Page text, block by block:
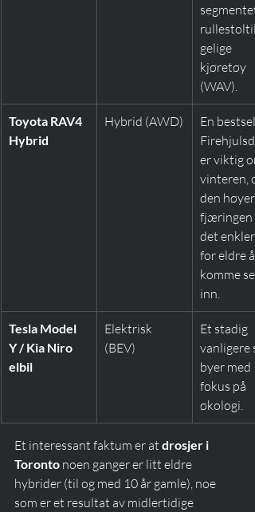
gelige
kjøretøy
(WAV).
Toyota RAV4
Hybrid
Hybrid (AWD)
En
er viktig
vinteren,
den høyere
fjæringen
det enklere
for eldre å
komme seg
inn.
Tesla Model
Y / Kia Niro
elbil
Elektrisk
(BEV)
Et stadig
vanligere
byer med
fokus på
økologi.
Et interessant faktum er at drosjer i
Toronto noen ganger er litt eldre
hybrider (til og med 10 år gamle), noe
som er et resultat av midlertidige